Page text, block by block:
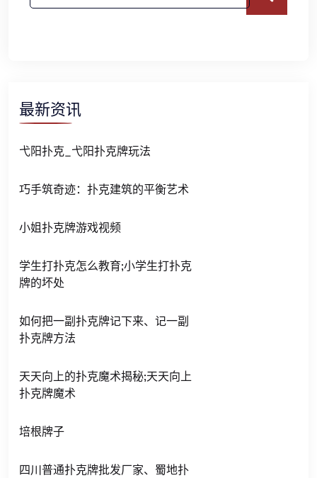
最新资讯
弋阳扑克_弋阳扑克牌玩法
巧手筑奇迹：扑克建筑的平衡艺术
小姐扑克牌游戏视频
学生打扑克怎么教育;小学生打扑克
牌的坏处
如何把一副扑克牌记下来、记一副
扑克牌方法
天天向上的扑克魔术揭秘;天天向上
扑克牌魔术
培根牌子
四川普通扑克牌批发厂家、蜀地扑